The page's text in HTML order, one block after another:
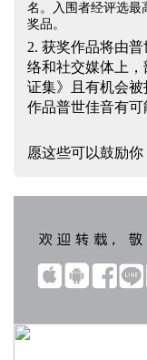
名。入围者经评选最
奖品。
2. 获奖作品将由
络和社交媒体上
证集》且有机会
作品普世佳音有可
愿这些可以鼓励你